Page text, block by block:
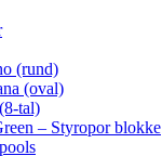
(rund)
(oval)
tal)
– Styropor blokke